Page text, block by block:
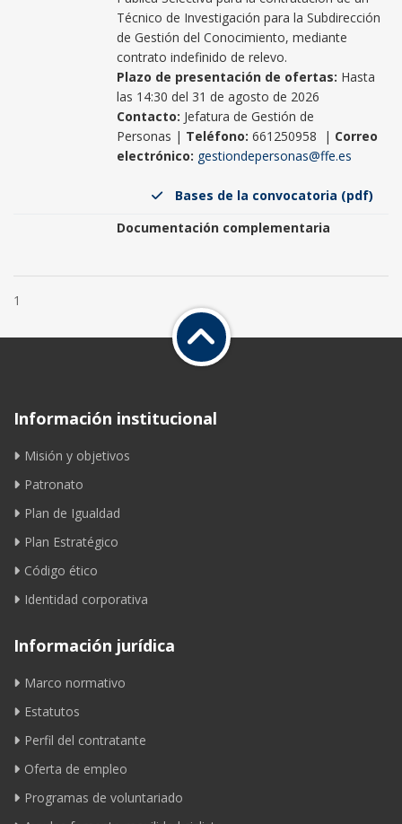
Técnico de Investigación para la Subdirección
de Gestión del Conocimiento, mediante
contrato indefinido de relevo.
Plazo de presentación de ofertas: Hasta
las 14:30 del 31 de agosto de 2026
Contacto: Jefatura de Gestión de
Personas | Teléfono: 661250958 | Correo
electrónico: gestiondepersonas@ffe.es
Bases de la convocatoria (pdf)
Documentación complementaria
1
Información institucional
Misión y objetivos
Patronato
Plan de Igualdad
Plan Estratégico
Código ético
Identidad corporativa
Información jurídica
Marco normativo
Estatutos
Perfil del contratante
Oferta de empleo
Programas de voluntariado